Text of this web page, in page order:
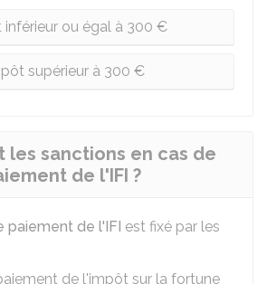
inférieur ou égal à 300 €
supérieur à 300 €
les sanctions en cas de
de l'IFI ?
paiement de l'IFI est fixé par les
de l'impôt sur la fortune